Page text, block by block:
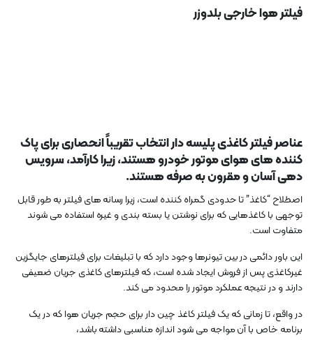
فیلتر هوا خارجی بلدوزر
عناصر فیلتر کاغذی پلیسه دار انتخاب تقریباً انحصاری برای پاک
کننده های هوای موتور خودرو هستند، زیرا کارآمد، سرویس
دهی آسان و مقرون به صرفه هستند.
اصطلاح “کاغذ” تا حدودی گمراه کننده است، زیرا رسانه های فیلتر به طور قابل
توجهی با کاغذهایی که برای نوشتن یا بسته بندی و غیره استفاده می شوند
متفاوت است.
این باور دائمی در بین تیونرها وجود دارد که با تبلیغات برای فیلترهای جایگزین
غیرکاغذی پس از فروش ایجاد شده است، که فیلترهای کاغذی جریان ضعیفی
دارند و در نتیجه عملکرد موتور را محدود می کند.
در واقع، تا زمانی که یک فیلتر کاغذ چین دار برای حجم جریان هوا که در یک
برنامه خاص با آن مواجه می شود اندازه مناسبی داشته باشد،